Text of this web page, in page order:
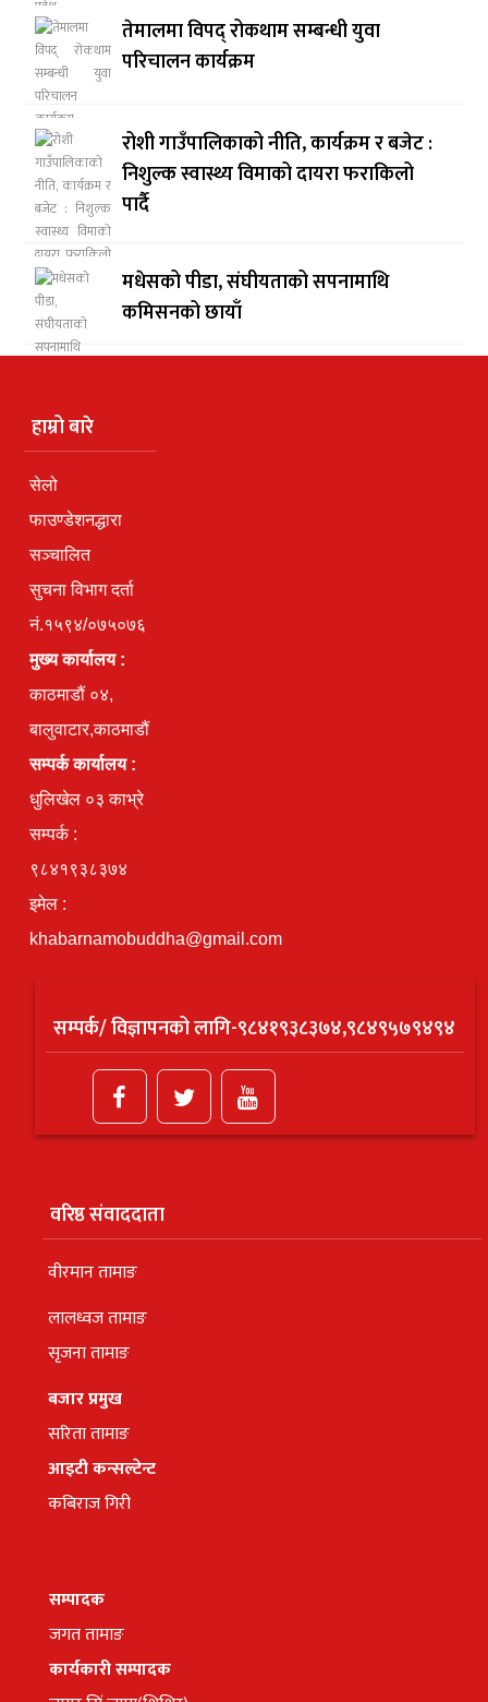
तेमालमा विपद् रोकथाम सम्बन्धी युवा
परिचालन कार्यक्रम
रोशी गाउँपालिकाको नीति, कार्यक्रम र बजेट :
निशुल्क स्वास्थ्य विमाको दायरा फराकिलो
पार्दै
मधेसको पीडा, संघीयताको सपनामाथि
कमिसनको छायाँ
हाम्रो बारे
सेलो
फाउण्डेशनद्धारा
सञ्चालित
सुचना विभाग दर्ता
नं.१५९४/०७५०७६
मुख्य कार्यालय :
काठमाडौं ०४,
बालुवाटार,काठमाडौं
सम्पर्क कार्यालय :
धुलिखेल ०३ काभ्रे
सम्पर्क :
९८४१९३८३७४
इमेल :
khabarnamobuddha@gmail.com
सम्पर्क/ विज्ञापनको लागि-९८४१९३८३७४,९८४९५७९४९४
वरिष्ठ संवाददाता
वीरमान तामाङ
लालध्वज तामाङ
सृजना तामाङ
बजार प्रमुख
सरिता तामाङ
आइटी कन्सल्टेन्ट
कबिराज गिरी
सम्पादक
जगत तामाङ
कार्यकारी सम्पादक